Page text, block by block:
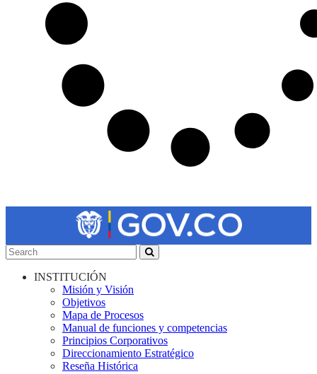
INSTITUCIÓN
Misión y Visión
Objetivos
Mapa de Procesos
Manual de funciones y competencias
Principios Corporativos
Direccionamiento Estratégico
Reseña Histórica